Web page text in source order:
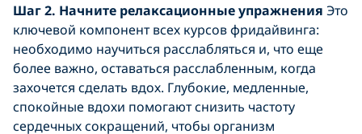
Шаг 2. Начните релаксационные упражнения Это
ключевой компонент всех курсов фридайвинга:
необходимо научиться расслабляться и, что еще
более важно, оставаться расслабленным, когда
захочется сделать вдох. Глубокие, медленные,
спокойные вдохи помогают снизить частоту
сердечных сокращений, чтобы организм